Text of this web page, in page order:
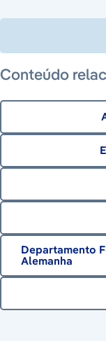
Conteúdo
Departamento
Alemanha